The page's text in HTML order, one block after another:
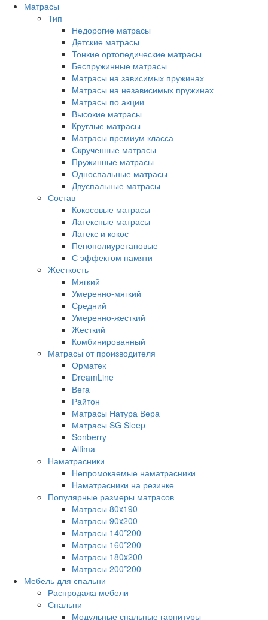
Матрасы
Тип
Недорогие матрасы
Детские матрасы
Тонкие ортопедические матрасы
Беспружинные матрасы
Матрасы на зависимых пружинах
Матрасы на независимых пружинах
Матрасы по акции
Высокие матрасы
Круглые матрасы
Матрасы премиум класса
Скрученные матрасы
Пружинные матрасы
Односпальные матрасы
Двуспальные матрасы
Состав
Кокосовые матрасы
Латексные матрасы
Латекс и кокос
Пенополиуретановые
С эффектом памяти
Жесткость
Мягкий
Умеренно-мягкий
Средний
Умеренно-жесткий
Жесткий
Комбинированный
Матрасы от производителя
Орматек
DreamLine
Вега
Райтон
Матрасы Натура Вера
Матрасы SG Sleep
Sonberry
Altima
Наматрасники
Непромокаемые наматрасники
Наматрасники на резинке
Популярные размеры матрасов
Матрасы 80x190
Матрасы 90x200
Матрасы 140*200
Матрасы 160*200
Матрасы 180x200
Матрасы 200*200
Мебель для спальни
Распродажа мебели
Спальни
Модульные спальные гарнитуры